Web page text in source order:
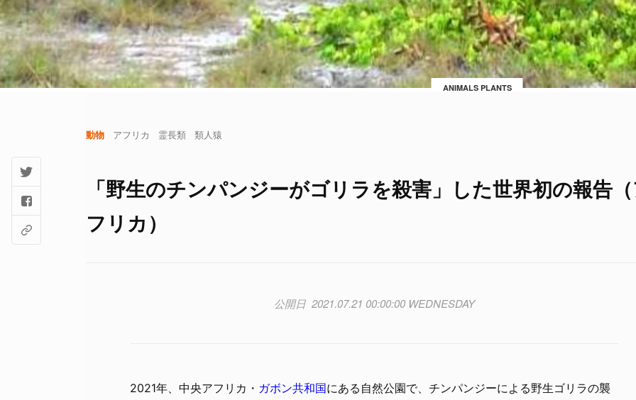
ANIMALS PLANTS
動物 アフリカ 霊長類 類人猿
「野生のチンパンジーがゴリラを殺害」した世界初の報告
フリカ）
2021.07.21 00:00:00 WEDNESDAY
2021年、中央アフリカ・ ガボン共和国にある自然公園で、チンパンジーによる野生ゴリラの襲